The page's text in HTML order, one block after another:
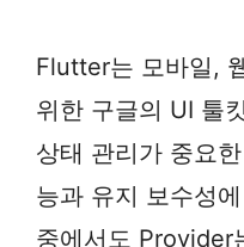
Flutter는 모바일,
위한 구글의 UI 툴
상태 관리가 중요
능과 유지 보수성
중에서도 Provider